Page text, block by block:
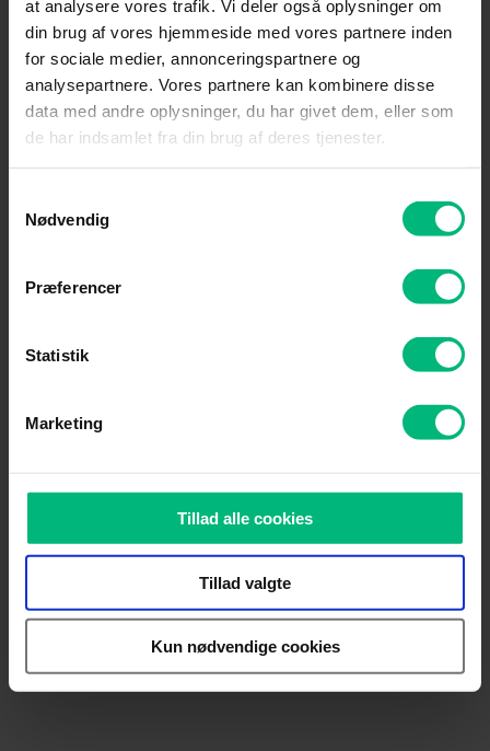
at analysere vores trafik. Vi deler også oplysninger om
din brug af vores hjemmeside med vores partnere inden
for sociale medier, annonceringspartnere og
analysepartnere. Vores partnere kan kombinere disse
data med andre oplysninger, du har givet dem, eller som
de har indsamlet fra din brug af deres tjenester.
Nødvendig
Præferencer
Statistik
Marketing
Tillad alle cookies
Tillad valgte
Kun nødvendige cookies